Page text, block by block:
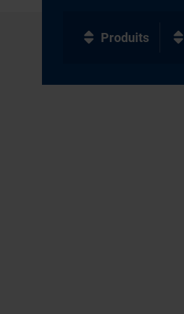
Produits